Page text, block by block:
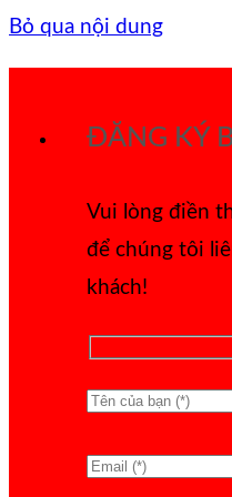
Bỏ qua nội dung
ĐĂNG KÝ
Vui lòng điền
để chúng tôi
khách!